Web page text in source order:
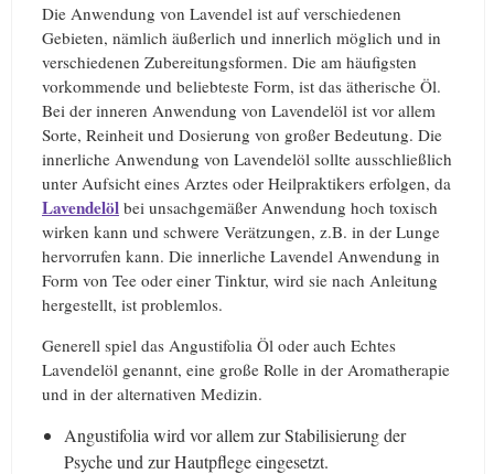
Die Anwendung von Lavendel ist auf verschiedenen
Gebieten, nämlich äußerlich und innerlich möglich und in
verschiedenen Zubereitungsformen. Die am häufigsten
vorkommende und beliebteste Form, ist das ätherische Öl.
Bei der inneren Anwendung von Lavendelöl ist vor allem
Sorte, Reinheit und Dosierung von großer Bedeutung. Die
innerliche Anwendung von Lavendelöl sollte ausschließlich
unter Aufsicht eines Arztes oder Heilpraktikers erfolgen, da
Lavendelöl bei unsachgemäßer Anwendung hoch toxisch
wirken kann und schwere Verätzungen, z.B. in der Lunge
hervorrufen kann. Die innerliche Lavendel Anwendung in
Form von Tee oder einer Tinktur, wird sie nach Anleitung
hergestellt, ist problemlos.
Generell spiel das Angustifolia Öl oder auch Echtes
Lavendelöl genannt, eine große Rolle in der Aromatherapie
und in der alternativen Medizin.
Angustifolia wird vor allem zur Stabilisierung der
Psyche und zur Hautpflege eingesetzt.